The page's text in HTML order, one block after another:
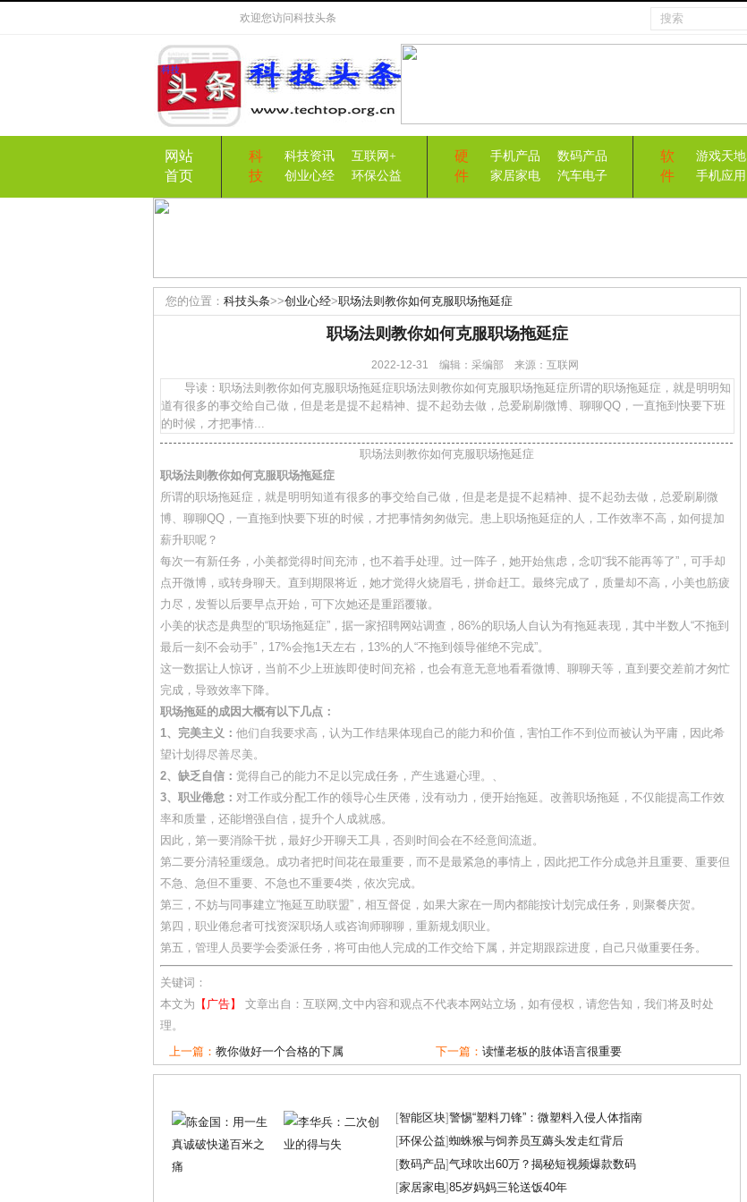
欢迎您访问科技头条
网站
首页
科
技
科技资讯
互联网+
创业心经
环保公益
硬
件
手机产品
数码产品
家居家电
汽车电子
软
件
游戏天地
手机应用
您的位置： 科技头条>>创业心经>职场法则教你如何克服职场拖延症
职场法则教你如何克服职场拖延症
2022-12-31 编辑：采编部 来源：互联网
导读：职场法则教你如何克服职场拖延症职场法则教你如何克服职场拖延症所谓的职场拖延症，就是明明知
道有很多的事交给自己做，但是老是提不起精神、提不起劲去做，总爱刷刷微博、聊聊QQ，一直拖到快要下班
的时候，才把事情...
职场法则教你如何克服职场拖延症
职场法则教你如何克服职场拖延症
所谓的职场拖延症，就是明明知道有很多的事交给自己做，但是老是提不起精神、提不起劲去做，总爱刷刷微
博、聊聊QQ，一直拖到快要下班的时候，才把事情匆匆做完。患上职场拖延症的人，工作效率不高，如何提加
薪升职呢？
每次一有新任务，小美都觉得时间充沛，也不着手处理。过一阵子，她开始焦虑，念叨“我不能再等了”，可手却
点开微博，或转身聊天。直到期限将近，她才觉得火烧眉毛，拼命赶工。最终完成了，质量却不高，小美也筋疲
力尽，发誓以后要早点开始，可下次她还是重蹈覆辙。
小美的状态是典型的“职场拖延症”，据一家招聘网站调查，86%的职场人自认为有拖延表现，其中半数人“不拖到
最后一刻不会动手”，17%会拖1天左右，13%的人“不拖到领导催绝不完成”。
这一数据让人惊讶，当前不少上班族即使时间充裕，也会有意无意地看看微博、聊聊天等，直到要交差前才匆忙
完成，导致效率下降。
职场拖延的成因大概有以下几点：
1、完美主义： 他们自我要求高，认为工作结果体现自己的能力和价值，害怕工作不到位而被认为平庸，因此希
望计划得尽善尽美。
2、缺乏自信： 觉得自己的能力不足以完成任务，产生逃避心理。、
3、职业倦怠： 对工作或分配工作的领导心生厌倦，没有动力，便开始拖延。改善职场拖延，不仅能提高工作效
率和质量，还能增强自信，提升个人成就感。
因此，第一要消除干扰，最好少开聊天工具，否则时间会在不经意间流逝。
第二要分清轻重缓急。成功者把时间花在最重要，而不是最紧急的事情上，因此把工作分成急并且重要、重要但
不急、急但不重要、不急也不重要4类，依次完成。
第三，不妨与同事建立“拖延互助联盟”，相互督促，如果大家在一周内都能按计划完成任务，则聚餐庆贺。
第四，职业倦怠者可找资深职场人或咨询师聊聊，重新规划职业。
第五，管理人员要学会委派任务，将可由他人完成的工作交给下属，并定期跟踪进度，自己只做重要任务。
关键词：
本文为 【广告】
文章出自：互联网,文中内容和观点不代表本网站立场，如有侵权，请您告知，我们将及时处
理。
上一篇： 教你做好一个合格的下属 下一篇： 读懂老板的肢体语言很重要
[智能区块]警惕“塑料刀锋”：微塑料入侵人体指南
[环保公益]蜘蛛猴与饲养员互薅头发走红背后
[数码产品]气球吹出60万？揭秘短视频爆款数码
[家居家电]85岁妈妈三轮送饭40年